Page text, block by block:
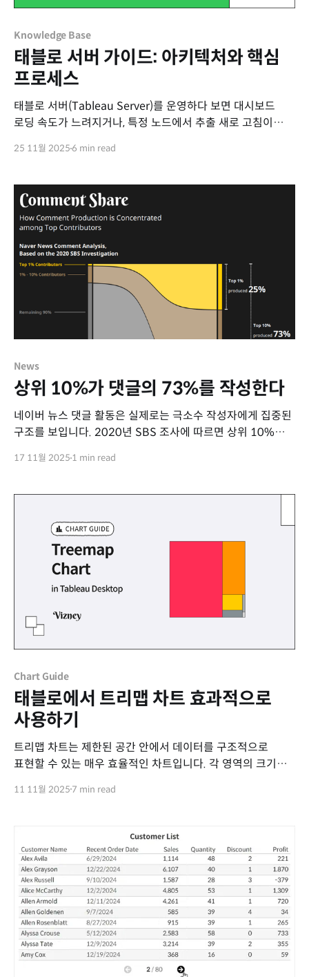
Knowledge Base
태블로 서버 가이드: 아키텍처와 핵심
프로세스
태블로 서버(Tableau Server)를 운영하다 보면 대시보드
로딩 속도가 느려지거나, 특정 노드에서 추출 새로 고침이
문제를 직관이 아닌 논리로 해결하기 위해서는 태블로 서버가
정확히 이해하는 것이 필수적입니다. 이번 글에서는 태블로
서버를 지탱하는 9가지 핵심
25 11월 20256 min read
News
상위 10%가 댓글의 73%를 작성한다
네이버 뉴스 댓글 활동은 실제로는 극소수 작성자에게 집중된
구조를 보입니다. 2020년 SBS 조사에 따르면 상위 10%
대부분의 사용자는 매우 낮은 수준의 참여만을 보였습니다.
가능성을 높이며, 댓글 기반 여론 해석 시 주의가 필요함을
17 11월 2025 1 min read
Chart Guide
태블로에서 트리맵 차트 효과적으로
사용하기
트리맵 차트는 제한된 공간 안에서 데이터를 구조적으로
표현할 수 있는 매우 효율적인 차트입니다. 각 영역의 크기와
데이터의 계층 구조를 시각적으로 명확하게 보여줄 수
효과적으로 사용하는 방법을 살펴보겠습니다. 비중과 구조를
함께 표현하는 차트 트리맵은 ‘전체 대비 부분의
11 11월 2025 7 min read